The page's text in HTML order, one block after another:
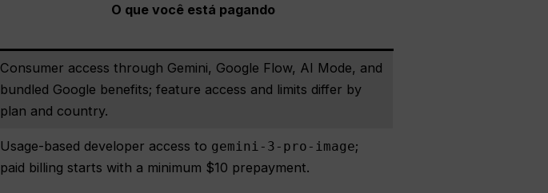
O que você está pagando
Consumer access through Gemini, Google Flow, AI Mode, and
bundled Google benefits; feature access and limits differ by
plan and country.
Usage-based developer access to gemini-3-pro-image;
paid billing starts with a minimum $10 prepayment.